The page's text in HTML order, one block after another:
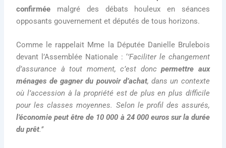
confirmée malgré des débats houleux en séances
opposants gouvernement et députés de tous horizons.
Comme le rappelait Mme la Députée Danielle Brulebois
devant l’Assemblée Nationale : ‘’Faciliter le changement
d’assurance à tout moment, c’est doncpermettre aux
ménages de gagner du pouvoir d’achat, dans un contexte
où l’accession à la propriété est de plus en plus difficile
pour les classes moyennes. Selon le profil des assurés,
l’économie peut être de 10 000 à 24 000 euros sur la durée
du prêt.’’